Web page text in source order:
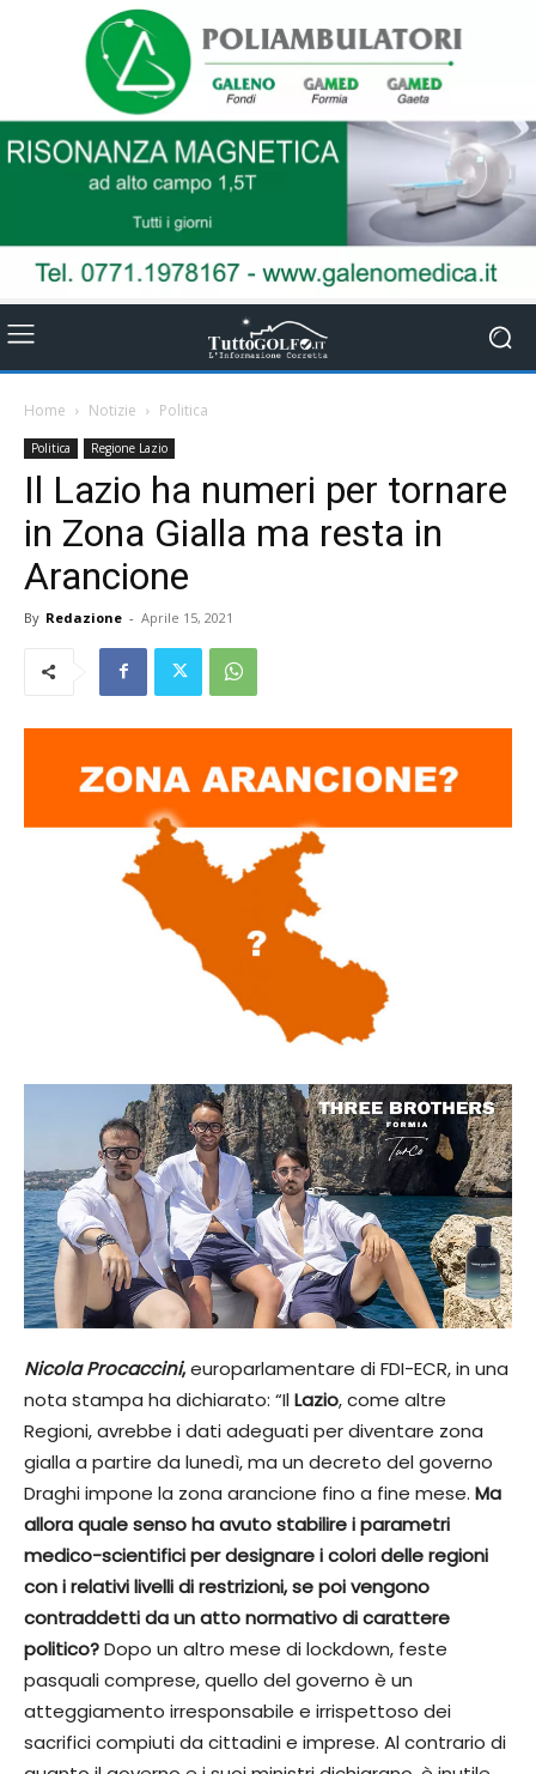
Home Notizie Politica
Politica Regione Lazio
Il Lazio ha numeri per tornare
in Zona Gialla ma resta in
Arancione
By Redazione - Aprile 15, 2021
Nicola Procaccini,europarlamentare di FDI-ECR, in una
nota stampa ha dichiarato: “IlLazio, come altre
Regioni, avrebbe i dati adeguati per diventare zona
gialla a partire da lunedì, ma un decreto del governo
Draghi impone la zona arancione fino a fine mese. Ma
allora quale senso ha avuto stabilire i parametri
medico-scientifici per designare i colori delle regioni
con i relativi livelli di restrizioni, se poi vengono
contraddetti da un atto normativo di carattere
politico?Dopo un altro mese di lockdown, feste
pasquali comprese, quello del governo è un
atteggiamento irresponsabile e irrispettoso dei
sacrifici compiuti da cittadini e imprese. Al contrario di